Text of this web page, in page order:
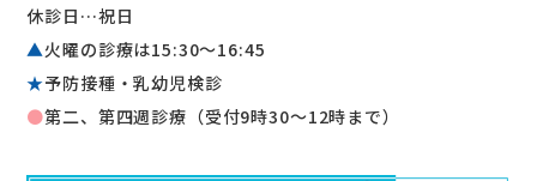
休診日…祝日
▲火曜の診療は15:30〜16:45
★予防接種・乳幼児検診
●第二、第四週診療（受付9時30～12時まで）